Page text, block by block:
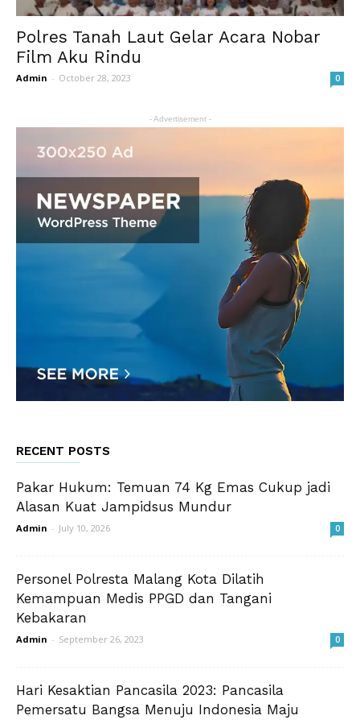
Polres Tanah Laut Gelar Acara Nobar
Film Aku Rindu
Admin - October 28, 2023 0
- Advertisement -
RECENT POSTS
Pakar Hukum: Temuan 74 Kg Emas Cukup jadi
Alasan Kuat Jampidsus Mundur
Admin - July 10, 2026 0
Personel Polresta Malang Kota Dilatih
Kemampuan Medis PPGD dan Tangani
Kebakaran
Admin - September 26, 2023 0
Hari Kesaktian Pancasila 2023: Pancasila
Pemersatu Bangsa Menuju Indonesia Maju